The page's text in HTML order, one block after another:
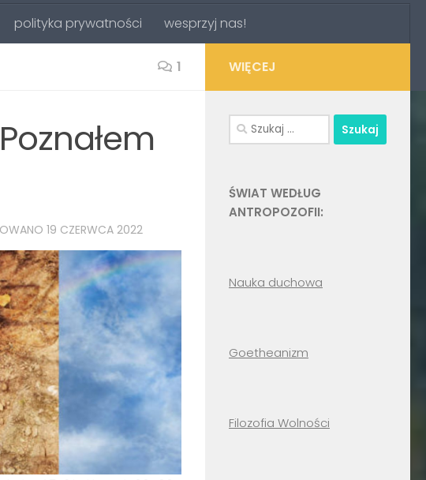
polityka prywatności wesprzyj nas!
1
19 CZERWCA 2022
WIĘCEJ
Szukaj:
ŚWIAT WEDŁUG
ANTROPOZOFII:
Nauka duchowa
Goetheanizm
Filozofia Wolności